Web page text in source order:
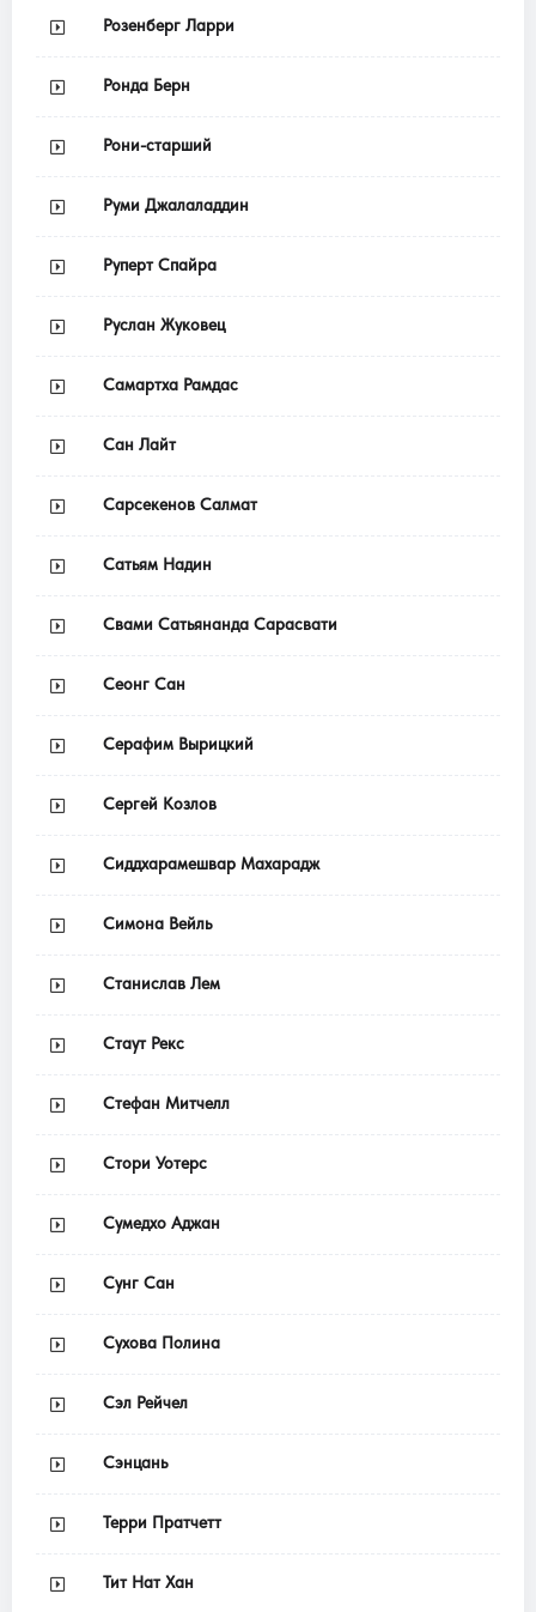
Розенберг Ларри
Ронда Берн
Рони-старший
Руми Джалаладдин
Руперт Спайра
Руслан Жуковец
Самартха Рамдас
Сан Лайт
Сарсекенов Салмат
Сатьям Надин
Свами Сатьянанда Сарасвати
Сеонг Сан
Серафим Вырицкий
Сергей Козлов
Сиддхарамешвар Махарадж
Симона Вейль
Станислав Лем
Стаут Рекс
Стефан Митчелл
Стори Уотерс
Сумедхо Аджан
Сунг Сан
Сухова Полина
Сэл Рейчел
Сэнцань
Терри Пратчетт
Тит Нат Хан